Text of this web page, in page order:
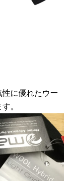
に優れたウー
。